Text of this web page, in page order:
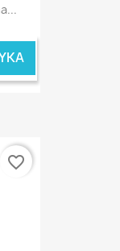
favorite_border